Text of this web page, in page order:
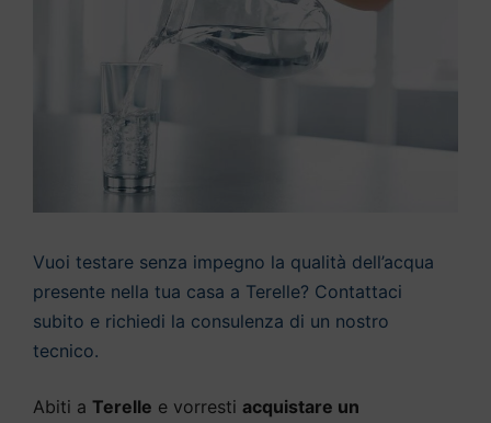
Vuoi testare senza impegno la qualità dell’acqua
presente nella tua casa a Terelle? Contattaci
subito e richiedi la consulenza di un nostro
tecnico.
Abiti a Terelle e vorresti acquistare un